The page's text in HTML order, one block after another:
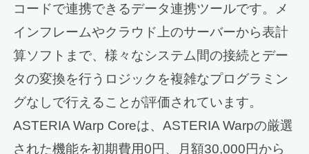
コードで連携できるデータ連携ツールです。メ
インフレームやクラウド上のサーバーから表計
算ソフトまで、様々なシステム間の接続とデー
タの変換を行うロジックを複雑なプログラミン
グなしで行えることが評価されています。
ASTERIA Warp Coreは、ASTERIA Warpの厳選
された機能を初期費用0円、月額30,000円から